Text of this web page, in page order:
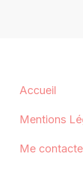
Accueil
Mentions
Me